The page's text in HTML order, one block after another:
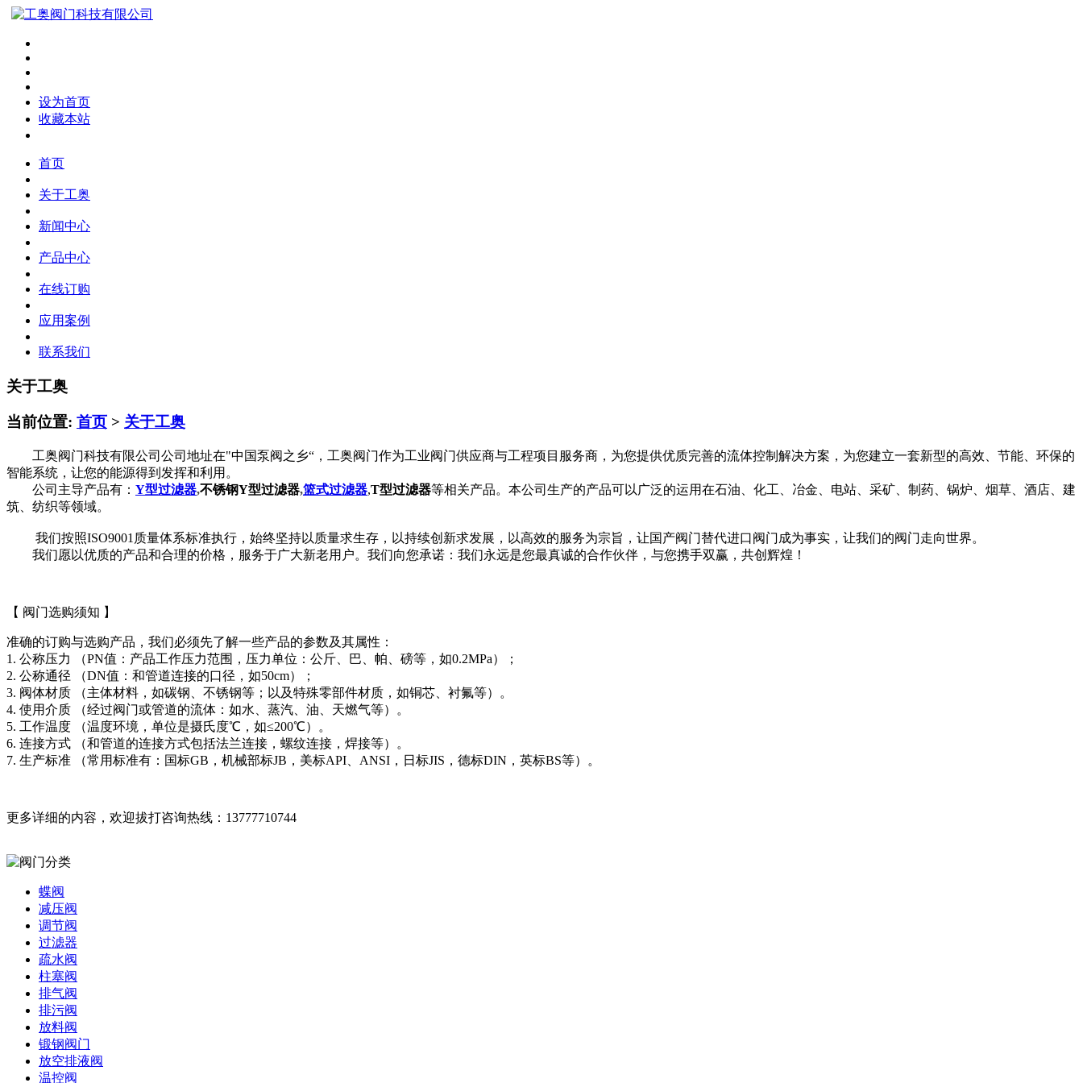
设为首页
收藏本站
首页
关于工奥
新闻中心
产品中心
在线订购
应用案例
联系我们
关于工奥
当前位置: 首页 > 关于工奥
工奥阀门科技有限公司公司地址在"中国泵阀之乡“，工奥阀门作为工业阀门供应商与工程项目服务商，为您提供优质完善的流体控制解决方案，为您建立一套新型的高效、节能、环保的
智能系统，让您的能源得到发挥和利用。
公司主导产品有： Y型过滤器,不锈钢Y型过滤器,篮式过滤器,T型过滤器等相关产品。本公司生产的产品可以广泛的运用在石油、化工、冶金、电站、采矿、制药、锅炉、烟草、酒店、建
筑、纺织等领域。
我们按照ISO9001质量体系标准执行，始终坚持以质量求生存，以持续创新求发展，以高效的服务为宗旨，让国产阀门替代进口阀门成为事实，让我们的阀门走向世界。
我们愿以优质的产品和合理的价格，服务于广大新老用户。我们向您承诺：我们永远是您最真诚的合作伙伴，与您携手双赢，共创辉煌！
【 阀门选购须知 】
准确的订购与选购产品，我们必须先了解一些产品的参数及其属性：
1. 公称压力 （PN值：产品工作压力范围，压力单位：公斤、巴、帕、磅等，如0.2MPa）；
2. 公称通径 （DN值：和管道连接的口径，如50cm）；
3. 阀体材质 （主体材料，如碳钢、不锈钢等；以及特殊零部件材质，如铜芯、衬氟等）。
4. 使用介质 （经过阀门或管道的流体：如水、蒸汽、油、天燃气等）。
5. 工作温度 （温度环境，单位是摄氏度℃，如≤200℃）。
6. 连接方式 （和管道的连接方式包括法兰连接，螺纹连接，焊接等）。
7. 生产标准 （常用标准有：国标GB，机械部标JB，美标API、ANSI，日标JIS，德标DIN，英标BS等）。
更多详细的内容，欢迎拔打咨询热线：13777710744
蝶阀
减压阀
调节阀
过滤器
疏水阀
柱塞阀
排气阀
排污阀
放料阀
锻钢阀门
放空排液阀
温控阀